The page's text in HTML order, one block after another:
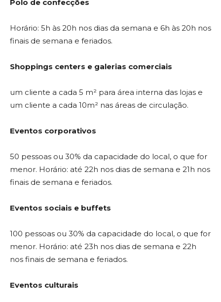
Polo de confecções
Horário: 5h às 20h nos dias da semana e 6h às 20h nos
finais de semana e feriados.
Shoppings centers e galerias comerciais
um cliente a cada 5 m² para área interna das lojas e
um cliente a cada 10m² nas áreas de circulação.
Eventos corporativos
50 pessoas ou 30% da capacidade do local, o que for
menor. Horário: até 22h nos dias de semana e 21h nos
finais de semana e feriados.
Eventos sociais e buffets
100 pessoas ou 30% da capacidade do local, o que for
menor. Horário: até 23h nos dias de semana e 22h
nos finais de semana e feriados.
Eventos culturais